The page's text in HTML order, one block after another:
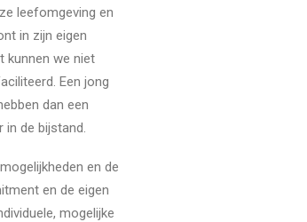
leefomgeving en
in zijn eigen
kunnen we niet
Een jong
dan een
in de bijstand.
en de
en de eigen
mogelijke